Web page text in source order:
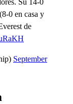
Su 14-0
0 en casa y
de
September